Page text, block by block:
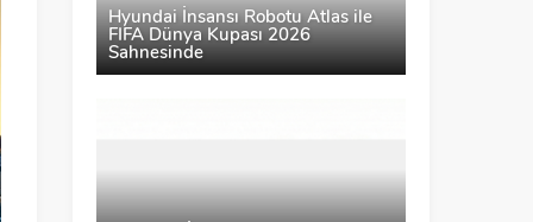
Hyundai İnsansı Robotu Atlas ile
FIFA Dünya Kupası 2026
Sahnesinde